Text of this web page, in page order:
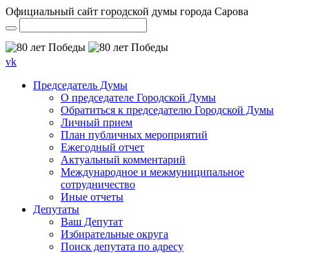
Официальный сайт городской думы города Сарова
vk
Председатель Думы
О председателе Городской Думы
Обратиться к председателю Городской Думы
Личный прием
План публичных мероприятий
Ежегодный отчет
Актуальный комментарий
Международное и межмуниципальное
сотрудничество
Иные отчеты
Депутаты
Ваш Депутат
Избирательные округа
Поиск депутата по адресу